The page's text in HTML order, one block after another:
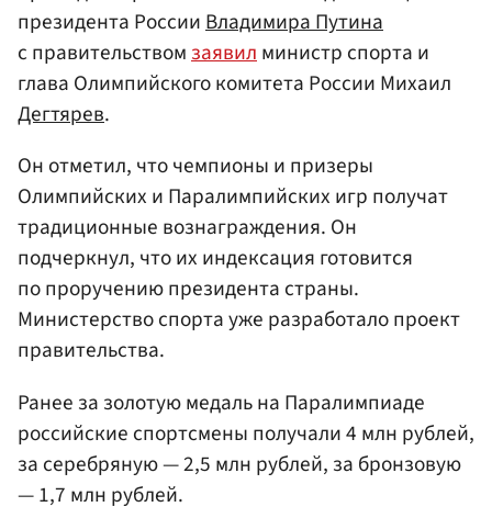
президента РоссииВладимира Путина
с правительствомзаявилминистр спорта и
глава Олимпийского комитета России Михаил
Дегтярев.
Он отметил, что чемпионы и призеры
Олимпийских и Паралимпийских игр получат
традиционные вознаграждения. Он
подчеркнул, что их индексация готовится
по проручению президента страны.
Министерство спорта уже разработало проект
правительства.
Ранее за золотую медаль на Паралимпиаде
российские спортсмены получали 4 млн рублей,
за серебряную — 2,5 млн рублей, за бронзовую
— 1,7 млн рублей.